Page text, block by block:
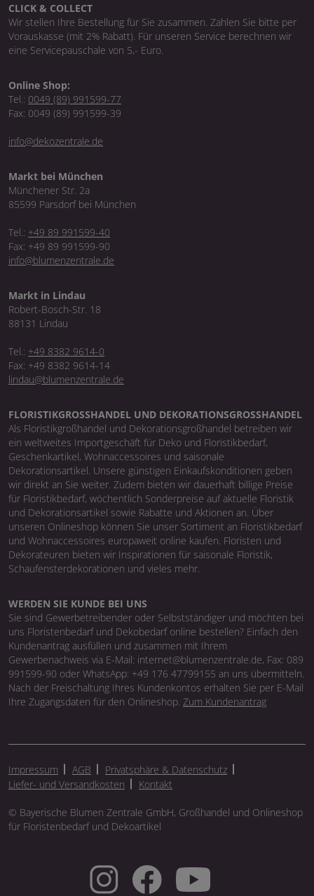
CLICK & COLLECT
Wir stellen Ihre Bestellung für Sie zusammen. Zahlen Sie bitte per
Vorauskasse (mit 2% Rabatt). Für unseren Service berechnen wir
eine Servicepauschale von 5,- Euro.
Online Shop:
Tel.: 0049 (89) 991599-77
Fax: 0049 (89) 991599-39
info@dekozentrale.de
Markt bei München
Münchener Str. 2a
85599 Parsdorf bei München
Tel.: +49 89 991599-40
Fax: +49 89 991599-90
info@blumenzentrale.de
Markt in Lindau
Robert-Bosch-Str. 18
88131 Lindau
Tel.: +49 8382 9614-0
Fax: +49 8382 9614-14
lindau@blumenzentrale.de
FLORISTIKGROSSHANDEL UND DEKORATIONSGROSSHANDEL
Als Floristikgroßhandel und Dekorationsgroßhandel betreiben wir
ein weltweites Importgeschäft für Deko und Floristikbedarf,
Geschenkartikel, Wohnaccessoires und saisonale
Dekorationsartikel. Unsere günstigen Einkaufskonditionen geben
wir direkt an Sie weiter. Zudem bieten wir dauerhaft billige Preise
für Floristikbedarf, wöchentlich Sonderpreise auf aktuelle Floristik
und Dekorationsartikel sowie Rabatte und Aktionen an. Über
unseren Onlineshop können Sie unser Sortiment an Floristikbedarf
und Wohnaccessoires europaweit online kaufen. Floristen und
Dekorateuren bieten wir Inspirationen für saisonale Floristik,
Schaufensterdekorationen und vieles mehr.
WERDEN SIE KUNDE BEI UNS
Sie sind Gewerbetreibender oder Selbstständiger und möchten bei
uns Floristenbedarf und Dekobedarf online bestellen? Einfach den
Kundenantrag ausfüllen und zusammen mit Ihrem
Gewerbenachweis via E-Mail: internet@blumenzentrale.de, Fax: 089
991599-90 oder WhatsApp: +49 176 47799155 an uns übermitteln.
Nach der Freischaltung Ihres Kundenkontos erhalten Sie per E-Mail
Ihre Zugangsdaten für den Onlineshop. Zum Kundenantrag
Impressum AGB
Privatsphäre & Datenschutz
Liefer- und Versandkosten
Kontakt
© Bayerische Blumen Zentrale GmbH, Großhandel und Onlineshop
für Floristenbedarf und Dekoartikel